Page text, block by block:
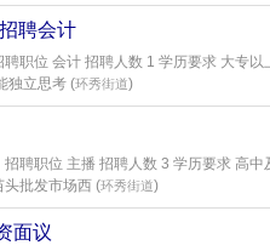
聘会计
职位 会计 招聘人数 1 学历要求 大专
独立思考 (环秀街道)
聘职位 主播 招聘人数 3 学历要求 高
头批发市场西 (环秀街道)
面议